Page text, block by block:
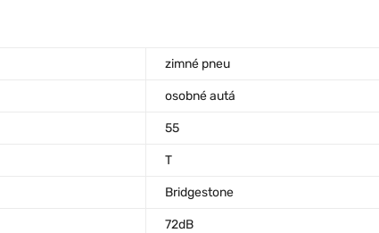
zimné pneu
osobné autá
55
T
Bridgestone
72dB